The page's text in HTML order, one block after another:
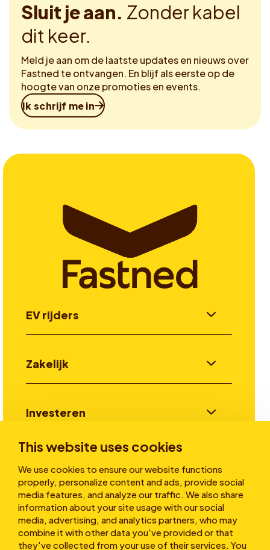
This website uses cookies
We use cookies to ensure our website functions
properly, personalize content and ads, provide social
media features, and analyze our traffic. We also share
information about your site usage with our social
media, advertising, and analytics partners, who may
combine it with other data you've provided or that
they've collected from your use of their services. You
Sluit je aan. Zonder kabel
dit keer.
Meld je aan om de laatste updates en nieuws over
Fastned te ontvangen. En blijf als eerste op de
hoogte van onze promoties en events.
Ik schrijf me in
EV rijders
Zakelijk
Investeren
Over ons